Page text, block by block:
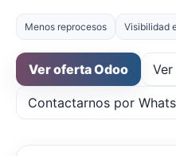
Menos reprocesos Visibilidad
Ver oferta Odoo
Contactarnos por